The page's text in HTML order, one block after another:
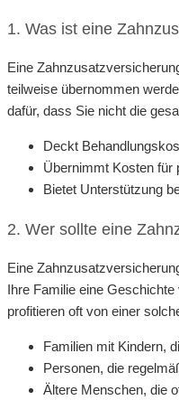
1. Was ist eine
Eine
teilweise übernommen
dafür, dass Sie nicht die
Deckt
Übernimmt Kosten für
Bietet Unterstützung
2. Wer sollte eine
Eine
Ihre Familie eine
profitieren oft von einer
Familien mit Kindern,
Personen, die
Ältere Menschen, die